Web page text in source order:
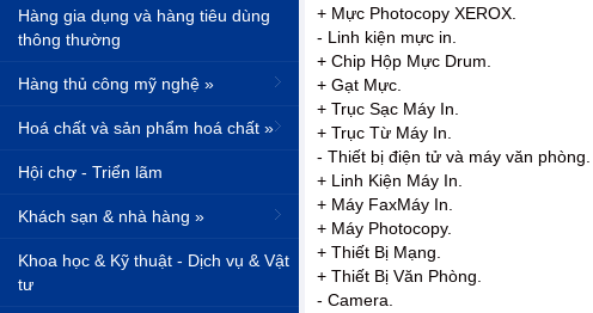
Hàng gia dụng và hàng tiêu dùng
thông thường
Hàng thủ công mỹ nghệ »
Hoá chất và sản phẩm hoá chất »
Hội chợ - Triển lãm
Khách sạn & nhà hàng »
Khoa học & Kỹ thuật - Dịch vụ & Vật
tư
+ Mực Photocopy XEROX.
- Linh kiện mực in.
+ Chip Hộp Mực Drum.
+ Gạt Mực.
+ Trục Sạc Máy In.
+ Trục Từ Máy In.
- Thiết bị điện tử và máy văn phòng.
+ Linh Kiện Máy In.
+ Máy FaxMáy In.
+ Máy Photocopy.
+ Thiết Bị Mạng.
+ Thiết Bị Văn Phòng.
- Camera.